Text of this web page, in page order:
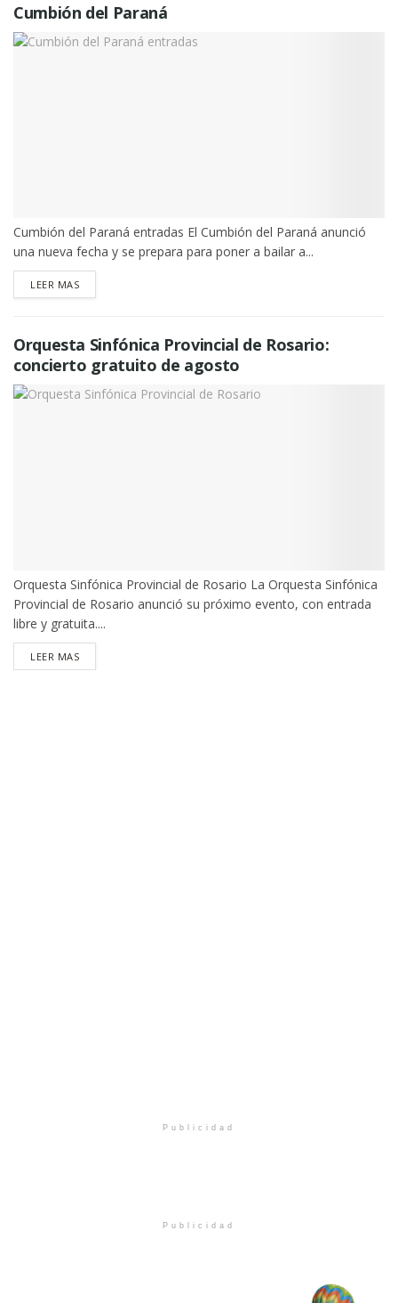
Cumbión del Paraná
Cumbión del Paraná entradas El Cumbión del Paraná anunció
una nueva fecha y se prepara para poner a bailar a...
LEER MASDETAILS
Orquesta Sinfónica Provincial de Rosario:
concierto gratuito de agosto
Orquesta Sinfónica Provincial de Rosario La Orquesta Sinfónica
Provincial de Rosario anunció su próximo evento, con entrada
libre y gratuita....
LEER MASDETAILS
Publicidad
Publicidad